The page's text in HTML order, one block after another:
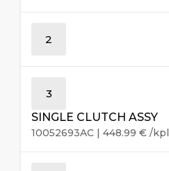
2
3
SINGLE CLUTCH ASSY
10052693AC | 448.99 € /kpl